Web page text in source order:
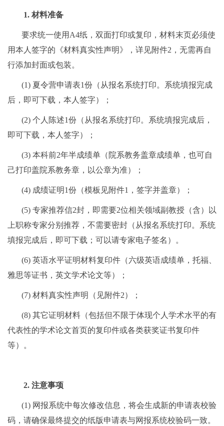
1. 材料准备
要求统一使用 A4纸，双面打印或复印，材料末页必须使
用本人签字的《材料真实性声明》，详见附件2 ，无需再自
行添加封面或包装。
(1) 夏令营申请表1份（从报名系统打印。系统填报完成
后，即可下载，本人签字）；
(2) 个人陈述1份（从报名系统打印。系统填报完成后，
即可下载，本人签字）；
(3) 本科前2年半成绩单（院系教务盖章成绩单，也可自
己打印盖院系教务章，以公章为准）；
(4) 成绩证明1份（模板见附件1 ，签字并盖章）；
(5) 专家推荐信2封，即需要2位相关领域副教授（含）以
上职称专家分别推荐，不需要密封（从报名系统打印。系统
填报完成后，即可下载；可以请专家电子签名）。
(6) 英语水平证明材料复印件（六级英语成绩单，托福、
雅思等证书，英文学术论文等）；
(7) 材料真实性声明（见附件2）；
(8) 其它证明材料（包括但不限于体现个人学术水平的有
代表性的学术论文首页的复印件或各类获奖证书复印件
等）。
2. 注意事项
(1) 网报系统中每次修改信息，将会生成新的申请表校验
码，请确保最终提交的纸版申请表与网报系统校验码一致。